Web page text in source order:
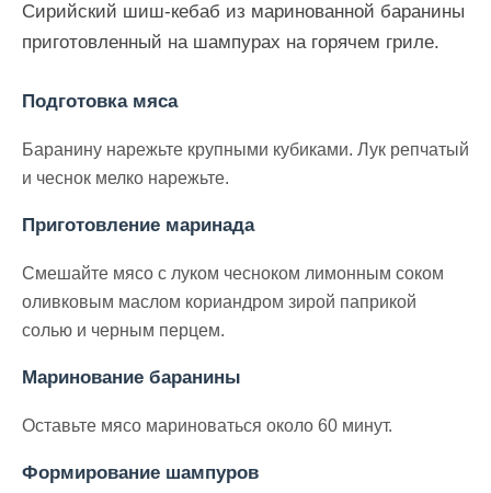
Сирийский шиш-кебаб из маринованной баранины
приготовленный на шампурах на горячем гриле.
Подготовка мяса
Баранину нарежьте крупными кубиками. Лук репчатый
и чеснок мелко нарежьте.
Приготовление маринада
Смешайте мясо с луком чесноком лимонным соком
оливковым маслом кориандром зирой паприкой
солью и черным перцем.
Маринование баранины
Оставьте мясо мариноваться около 60 минут.
Формирование шампуров